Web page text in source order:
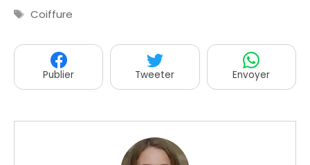
Étiquettes
Coiffure
Publier Tweeter Envoyer